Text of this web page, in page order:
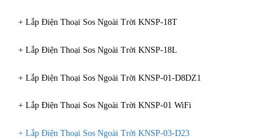
+ Lắp Điện Thoại Sos Ngoài Trời KNSP-18T
+ Lắp Điện Thoại Sos Ngoài Trời KNSP-18L
+ Lắp Điện Thoại Sos Ngoài Trời KNSP-01-D8DZ1
+ Lắp Điện Thoại Sos Ngoài Trời KNSP-01 WiFi
+ Lắp Điện Thoại Sos Ngoài Trời KNSP-03-D23